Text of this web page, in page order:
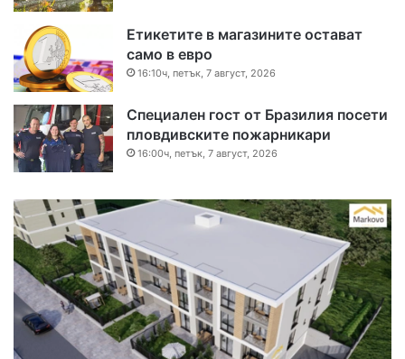
Етикетите в магазините остават
само в евро
16:10ч, петък, 7 август, 2026
Специален гост от Бразилия посети
пловдивските пожарникари
16:00ч, петък, 7 август, 2026